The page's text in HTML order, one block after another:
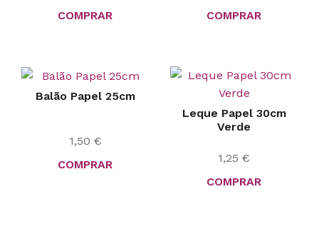
COMPRAR
COMPRAR
Balão Papel 25cm
1,50 €
COMPRAR
Leque Papel 30cm
Verde
1,25 €
COMPRAR